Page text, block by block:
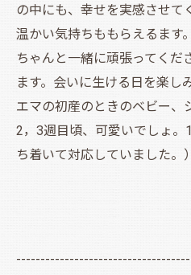
の中にも、幸せを実感させて
温かい気持ちももらえるます
ちゃんと一緒に頑張ってくだ
ます。会いに生ける日を楽し
エマの初産のときのベビー、
2，3週目頃、可愛いでしょ。
ち着いて対応していました。）